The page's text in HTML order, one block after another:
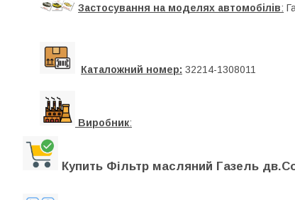
Застосування на моделях автомобілів:
Каталожний номер: 32214-1308011
Виробник:
Купить Фільтр масляний Газель